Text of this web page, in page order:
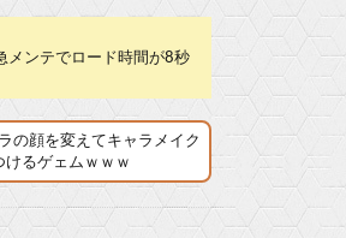
メンテでロード時間が8秒
の顔を変えてキャラメイク
けるゲェムｗｗｗ